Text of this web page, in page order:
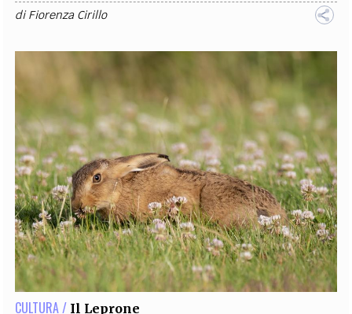
diFiorenza Cirillo
CULTURA / Il Leprone